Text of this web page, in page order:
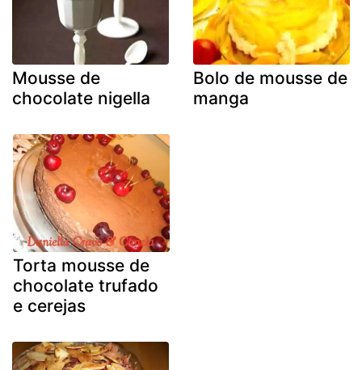
Mousse de
chocolate nigella
Bolo de mousse de
manga
Torta mousse de
chocolate trufado
e cerejas